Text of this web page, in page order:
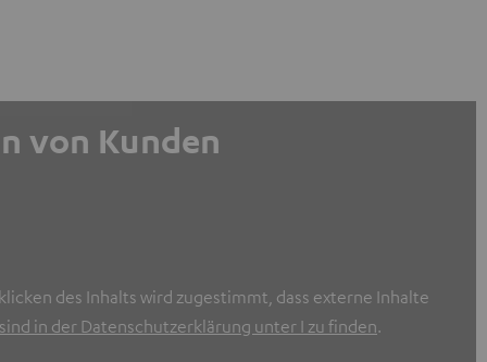
von Kunden
des Inhalts wird zugestimmt, dass externe Inhalte
in der Datenschutzerklärung unter I zu finden.